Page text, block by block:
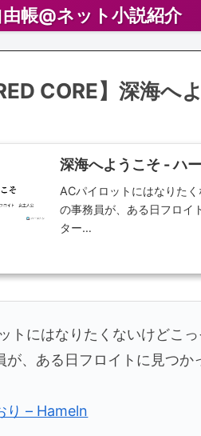
帳@ネット小説紹介
CORE】深海へ
深海へようこそ - ハ
ACパイロットにはなりた
の事務員が、ある日フロイ
ター…
トにはなりたくないけどこ
が、ある日フロイトに見つか
り – Hameln